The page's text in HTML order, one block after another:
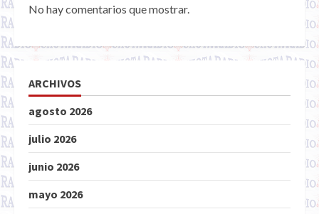
No hay comentarios que mostrar.
ARCHIVOS
agosto 2026
julio 2026
junio 2026
mayo 2026